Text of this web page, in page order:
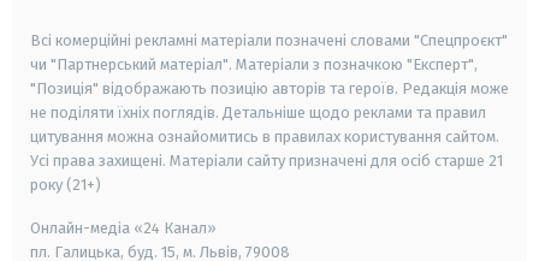
Всі комерційні рекламні матеріали позначені словами "Спецпроєкт"
чи "Партнерський матеріал". Матеріали з позначкою "Експерт",
"Позиція" відображають позицію авторів та героїв. Редакція може
не поділяти їхніх поглядів. Детальніше щодо реклами та правил
цитування можна ознайомитись в правилах користування сайтом.
Усі права захищені. Матеріали сайту призначені для осіб старше 21
року (21+)
Онлайн-медіа «24 Канал»
пл. Галицька, буд. 15, м. Львів, 79008